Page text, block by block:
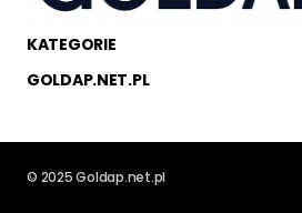
KATEGORIE
GOLDAP.NET.PL
© 2025 Goldap.net.pl